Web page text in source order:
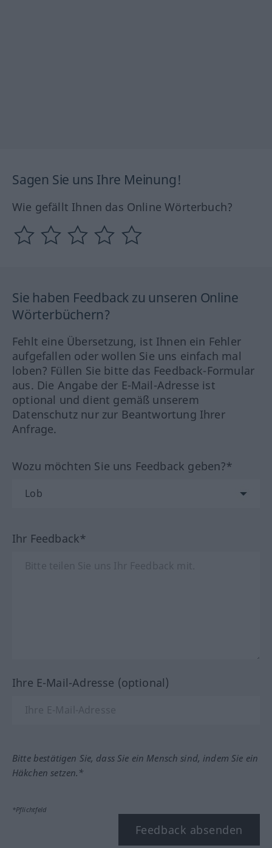
Sagen Sie uns Ihre Meinung!
Wie gefällt Ihnen das Online Wörterbuch?
Sie haben Feedback zu unseren Online
Wörterbüchern?
Fehlt eine Übersetzung, ist Ihnen ein Fehler
aufgefallen oder wollen Sie uns einfach mal
loben? Füllen Sie bitte das Feedback-Formular
aus. Die Angabe der E-Mail-Adresse ist
optional und dient gemäß unserem
Datenschutz nur zur Beantwortung Ihrer
Anfrage.
Wozu möchten Sie uns Feedback geben?*
Ihr Feedback*
Ihre E-Mail-Adresse (optional)
Bitte bestätigen Sie, dass Sie ein Mensch sind, indem Sie ein
Häkchen setzen.*
*Pflichtfeld
Feedback absenden